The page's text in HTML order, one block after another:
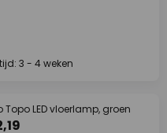
3 - 4 weken
Topo LED vloerlamp, groen